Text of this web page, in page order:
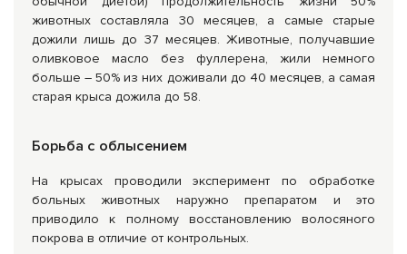
животных составляла 30 месяцев, а самые старые
дожили лишь до 37 месяцев. Животные, получавшие
оливковое масло без фуллерена, жили немного
больше – 50% из них доживали до 40 месяцев, а самая
старая крыса дожила до 58.
Борьба с облысением
На крысах проводили эксперимент по обработке
больных животных наружно препаратом и это
приводило к полному восстановлению волосяного
покрова в отличие от контрольных.